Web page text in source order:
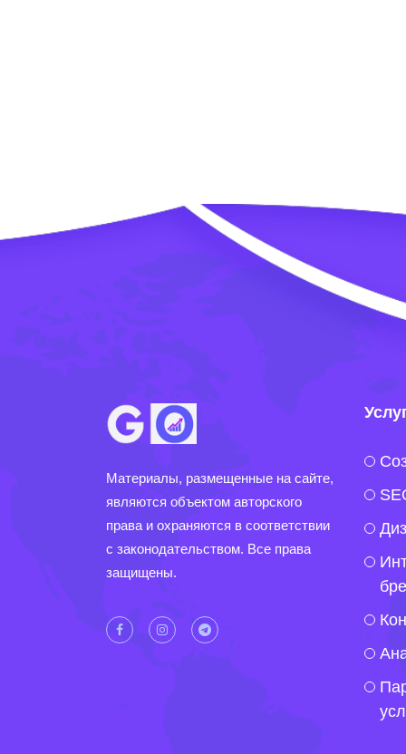
Материалы, размещенные на сайте,
являются объектом авторского
права и охраняются в соответствии
с законодательством. Все права
защищены.